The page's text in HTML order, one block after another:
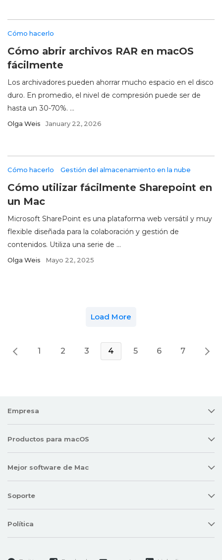
Cómo hacerlo
Cómo abrir archivos RAR en macOS
fácilmente
Los archivadores pueden ahorrar mucho espacio en el disco
duro. En promedio, el nivel de compresión puede ser de
hasta un 30-70%. ...
Olga Weis January 22, 2026
Cómo hacerlo Gestión del almacenamiento en la nube
Cómo utilizar fácilmente Sharepoint en
un Mac
Microsoft SharePoint es una plataforma web versátil y muy
flexible diseñada para la colaboración y gestión de
contenidos. Utiliza una serie de ...
Olga Weis Mayo 22, 2025
Load More
1 2 3 4 5 6 7
Empresa
Productos para macOS
Mejor software de Mac
Soporte
Política